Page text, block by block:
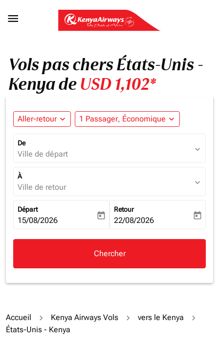

Vols pas chers États-Unis -
Kenya deUSD 1,102*
Aller-retour expand_more 1 Passager, Économique expand_more
De
Ville de départ expand_more
À
Ville de retour expand_more
Départ
fc-booking-departure-date-aria-label
15/08/2026 today
Retour
fc-booking-return-date-aria-
22/08/2026 today
Chercher
Accueil Kenya Airways Vols
vers le Kenya
États-Unis - Kenya